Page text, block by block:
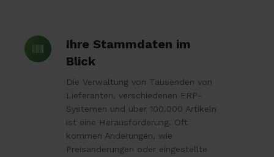
Ihre Stammdaten im
Blick
Die Verwaltung von Tausenden von
Lieferanten, verschiedenen ERP-
Systemen und über 100.000 Artikeln
ist eine Herausforderung. Oft
kommen Änderungen, wie
Preisänderungen oder eingestellte
Ihre
Stammdaten